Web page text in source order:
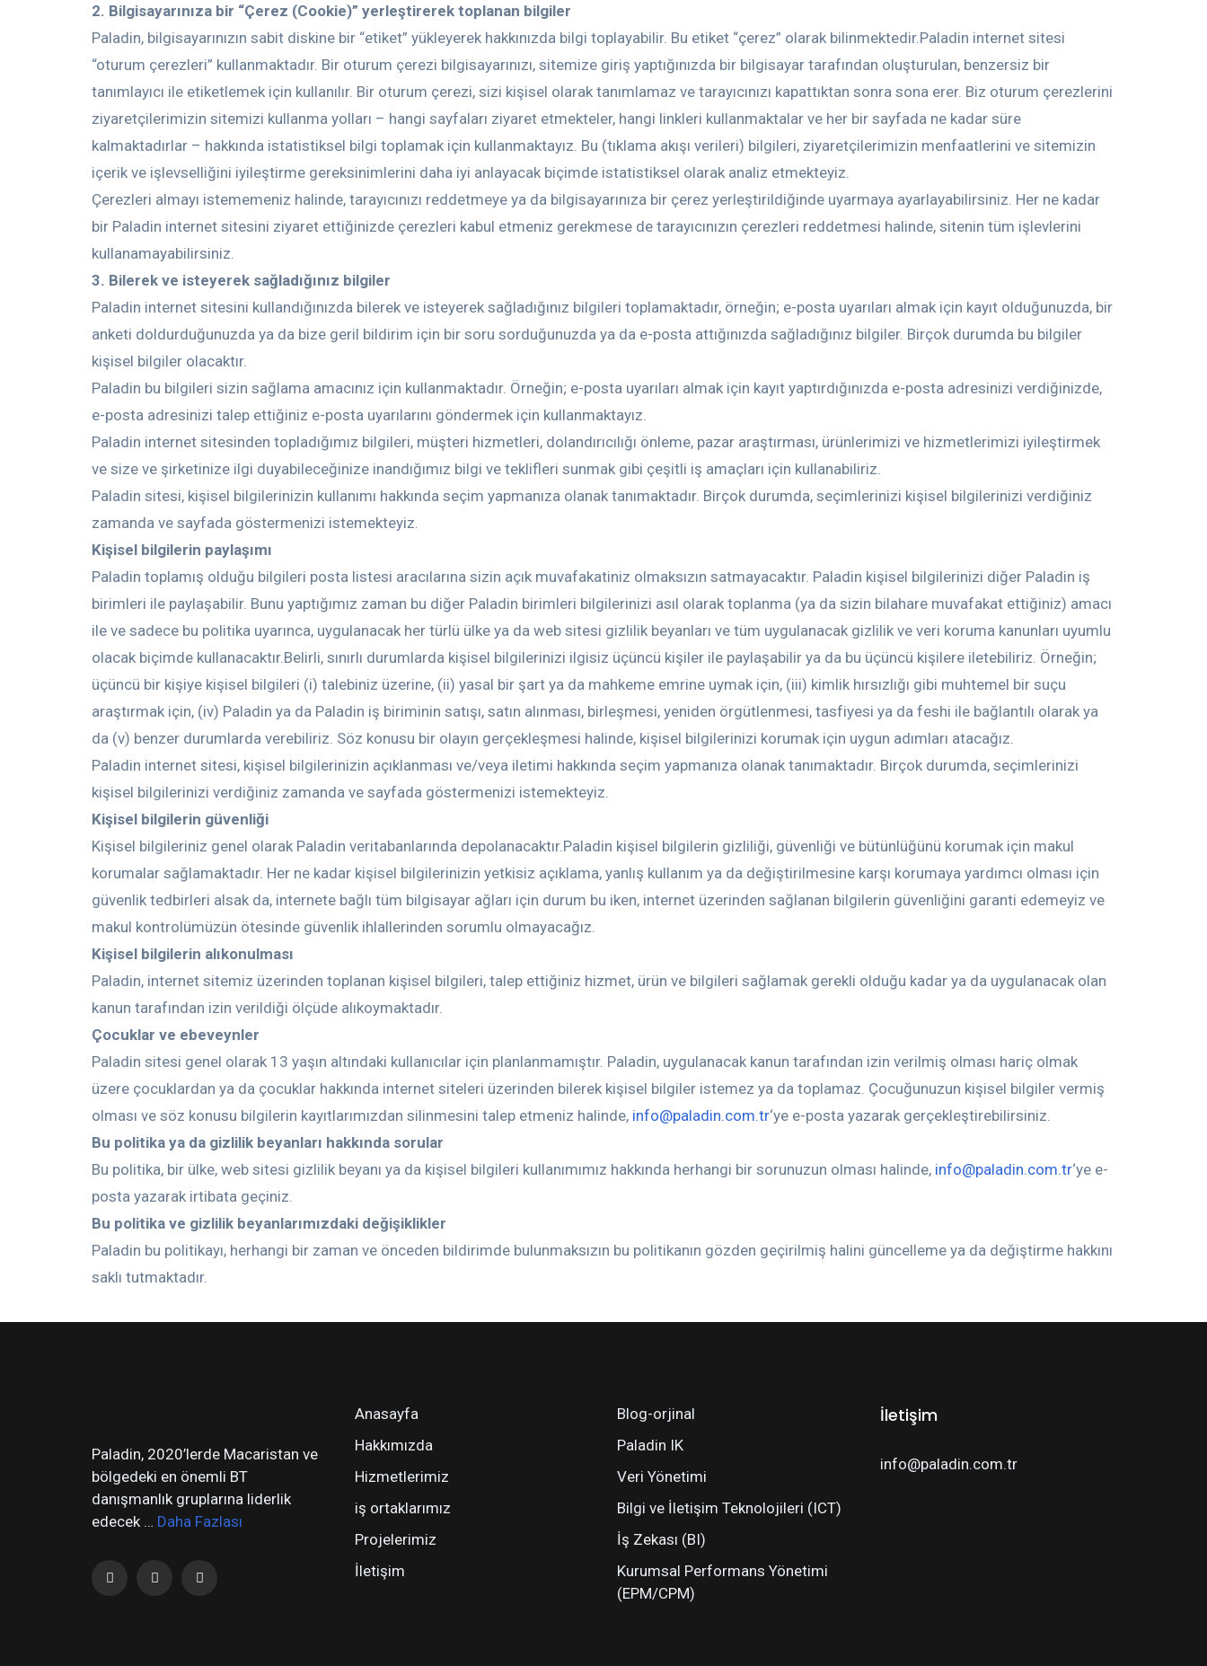
2. Bilgisayarınıza bir “Çerez (Cookie)” yerleştirerek toplanan bilgiler
Paladin, bilgisayarınızın sabit diskine bir “etiket” yükleyerek hakkınızda bilgi toplayabilir. Bu etiket “çerez” olarak bilinmektedir.Paladin internet sitesi
“oturum çerezleri” kullanmaktadır. Bir oturum çerezi bilgisayarınızı, sitemize giriş yaptığınızda bir bilgisayar tarafından oluşturulan, benzersiz bir
tanımlayıcı ile etiketlemek için kullanılır. Bir oturum çerezi, sizi kişisel olarak tanımlamaz ve tarayıcınızı kapattıktan sonra sona erer. Biz oturum çerezlerini
ziyaretçilerimizin sitemizi kullanma yolları – hangi sayfaları ziyaret etmekteler, hangi linkleri kullanmaktalar ve her bir sayfada ne kadar süre
kalmaktadırlar – hakkında istatistiksel bilgi toplamak için kullanmaktayız. Bu (tıklama akışı verileri) bilgileri, ziyaretçilerimizin menfaatlerini ve sitemizin
içerik ve işlevselliğini iyileştirme gereksinimlerini daha iyi anlayacak biçimde istatistiksel olarak analiz etmekteyiz.
Çerezleri almayı istememeniz halinde, tarayıcınızı reddetmeye ya da bilgisayarınıza bir çerez yerleştirildiğinde uyarmaya ayarlayabilirsiniz. Her ne kadar
bir Paladin internet sitesini ziyaret ettiğinizde çerezleri kabul etmeniz gerekmese de tarayıcınızın çerezleri reddetmesi halinde, sitenin tüm işlevlerini
kullanamayabilirsiniz.
3. Bilerek ve isteyerek sağladığınız bilgiler
Paladin internet sitesini kullandığınızda bilerek ve isteyerek sağladığınız bilgileri toplamaktadır, örneğin; e-posta uyarıları almak için kayıt olduğunuzda, bir
anketi doldurduğunuzda ya da bize geril bildirim için bir soru sorduğunuzda ya da e-posta attığınızda sağladığınız bilgiler. Birçok durumda bu bilgiler
kişisel bilgiler olacaktır.
Paladin bu bilgileri sizin sağlama amacınız için kullanmaktadır. Örneğin; e-posta uyarıları almak için kayıt yaptırdığınızda e-posta adresinizi verdiğinizde,
e-posta adresinizi talep ettiğiniz e-posta uyarılarını göndermek için kullanmaktayız.
Paladin internet sitesinden topladığımız bilgileri, müşteri hizmetleri, dolandırıcılığı önleme, pazar araştırması, ürünlerimizi ve hizmetlerimizi iyileştirmek
ve size ve şirketinize ilgi duyabileceğinize inandığımız bilgi ve teklifleri sunmak gibi çeşitli iş amaçları için kullanabiliriz.
Paladin sitesi, kişisel bilgilerinizin kullanımı hakkında seçim yapmanıza olanak tanımaktadır. Birçok durumda, seçimlerinizi kişisel bilgilerinizi verdiğiniz
zamanda ve sayfada göstermenizi istemekteyiz.
Kişisel bilgilerin paylaşımı
Paladin toplamış olduğu bilgileri posta listesi aracılarına sizin açık muvafakatiniz olmaksızın satmayacaktır. Paladin kişisel bilgilerinizi diğer Paladin iş
birimleri ile paylaşabilir. Bunu yaptığımız zaman bu diğer Paladin birimleri bilgilerinizi asıl olarak toplanma (ya da sizin bilahare muvafakat ettiğiniz) amacı
ile ve sadece bu politika uyarınca, uygulanacak her türlü ülke ya da web sitesi gizlilik beyanları ve tüm uygulanacak gizlilik ve veri koruma kanunları uyumlu
olacak biçimde kullanacaktır.Belirli, sınırlı durumlarda kişisel bilgilerinizi ilgisiz üçüncü kişiler ile paylaşabilir ya da bu üçüncü kişilere iletebiliriz. Örneğin;
üçüncü bir kişiye kişisel bilgileri (i) talebiniz üzerine, (ii) yasal bir şart ya da mahkeme emrine uymak için, (iii) kimlik hırsızlığı gibi muhtemel bir suçu
araştırmak için, (iv) Paladin ya da Paladin iş biriminin satışı, satın alınması, birleşmesi, yeniden örgütlenmesi, tasfiyesi ya da feshi ile bağlantılı olarak ya
da (v) benzer durumlarda verebiliriz. Söz konusu bir olayın gerçekleşmesi halinde, kişisel bilgilerinizi korumak için uygun adımları atacağız.
Paladin internet sitesi, kişisel bilgilerinizin açıklanması ve/veya iletimi hakkında seçim yapmanıza olanak tanımaktadır. Birçok durumda, seçimlerinizi
kişisel bilgilerinizi verdiğiniz zamanda ve sayfada göstermenizi istemekteyiz.
Kişisel bilgilerin güvenliği
Kişisel bilgileriniz genel olarak Paladin veritabanlarında depolanacaktır.Paladin kişisel bilgilerin gizliliği, güvenliği ve bütünlüğünü korumak için makul
korumalar sağlamaktadır. Her ne kadar kişisel bilgilerinizin yetkisiz açıklama, yanlış kullanım ya da değiştirilmesine karşı korumaya yardımcı olması için
güvenlik tedbirleri alsak da, internete bağlı tüm bilgisayar ağları için durum bu iken, internet üzerinden sağlanan bilgilerin güvenliğini garanti edemeyiz ve
makul kontrolümüzün ötesinde güvenlik ihlallerinden sorumlu olmayacağız.
Kişisel bilgilerin alıkonulması
Paladin, internet sitemiz üzerinden toplanan kişisel bilgileri, talep ettiğiniz hizmet, ürün ve bilgileri sağlamak gerekli olduğu kadar ya da uygulanacak olan
kanun tarafından izin verildiği ölçüde alıkoymaktadır.
Çocuklar ve ebeveynler
Paladin sitesi genel olarak 13 yaşın altındaki kullanıcılar için planlanmamıştır. Paladin, uygulanacak kanun tarafından izin verilmiş olması hariç olmak
üzere çocuklardan ya da çocuklar hakkında internet siteleri üzerinden bilerek kişisel bilgiler istemez ya da toplamaz. Çocuğunuzun kişisel bilgiler vermiş
olması ve söz konusu bilgilerin kayıtlarımızdan silinmesini talep etmeniz halinde, info@paladin.com.tr‘ye e-posta yazarak gerçekleştirebilirsiniz.
Bu politika ya da gizlilik beyanları hakkında sorular
Bu politika, bir ülke, web sitesi gizlilik beyanı ya da kişisel bilgileri kullanımımız hakkında herhangi bir sorunuzun olması halinde, info@paladin.com.tr‘ye e-
posta yazarak irtibata geçiniz.
Bu politika ve gizlilik beyanlarımızdaki değişiklikler
Paladin bu politikayı, herhangi bir zaman ve önceden bildirimde bulunmaksızın bu politikanın gözden geçirilmiş halini güncelleme ya da değiştirme hakkını
saklı tutmaktadır.
Paladin, 2020’lerde Macaristan ve
bölgedeki en önemli BT
danışmanlık gruplarına liderlik
edecek … Daha Fazlası
Anasayfa
Hakkımızda
Hizmetlerimiz
iş ortaklarımız
Projelerimiz
İletişim
Blog-orjinal
Paladin IK
Veri Yönetimi
Bilgi ve İletişim Teknolojileri (ICT)
İş Zekası (BI)
Kurumsal Performans Yönetimi
(EPM/CPM)
İletişim
info@paladin.com.tr